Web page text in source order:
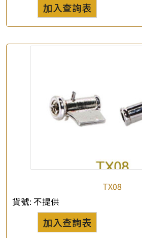
加入查詢表
TX08
貨號: 不提供
加入查詢表